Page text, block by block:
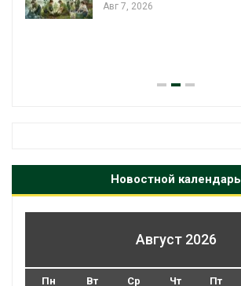
Авг 7, 2026
Новостной календарь
Август 2026
Пн Вт Ср Чт Пт